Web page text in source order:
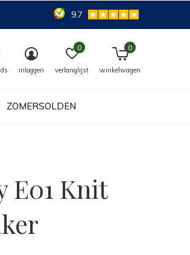
ZOMERSOLDEN
inloggen verlanglijst
0
winkelwagen
0
9.7
E01 Knit